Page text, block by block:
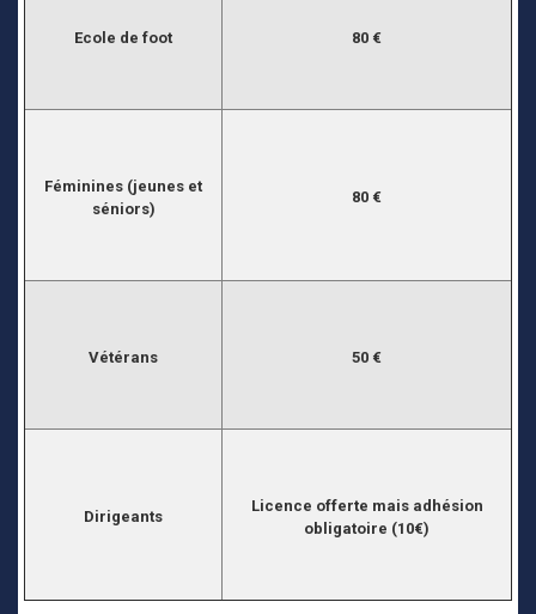
Ecole de foot 80 €
Féminines (jeunes et
séniors)
80 €
Vétérans 50 €
Dirigeants
Licence offerte mais adhésion
obligatoire (10€)